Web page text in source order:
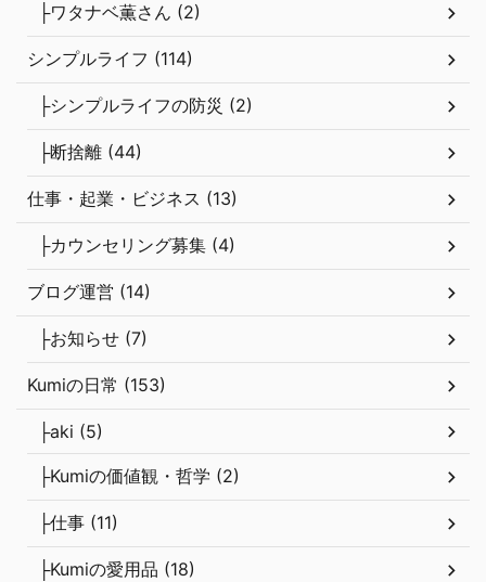
├ワタナベ薫さん (2)
シンプルライフ (114)
├シンプルライフの防災 (2)
├断捨離 (44)
仕事・起業・ビジネス (13)
├カウンセリング募集 (4)
ブログ運営 (14)
├お知らせ (7)
Kumiの日常 (153)
├aki (5)
├Kumiの価値観・哲学 (2)
├仕事 (11)
├Kumiの愛用品 (18)